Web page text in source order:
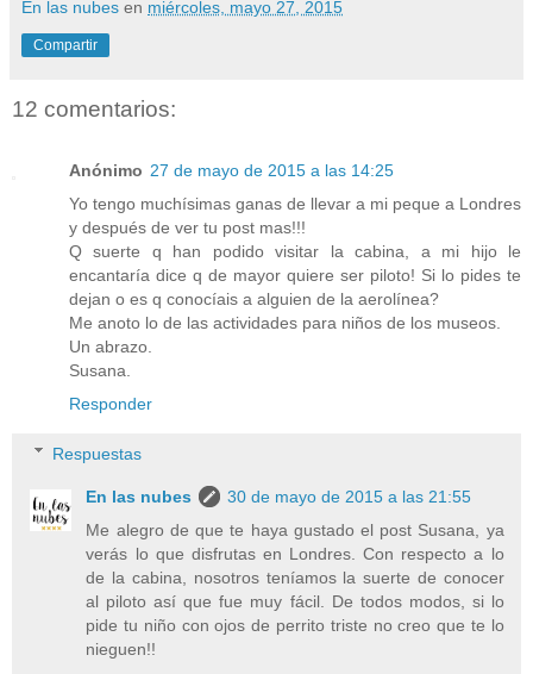
En las nubes en miércoles, mayo 27, 2015
Compartir
12 comentarios:
Anónimo 27 de mayo de 2015 a las 14:25
Yo tengo muchísimas ganas de llevar a mi peque a Londres
y después de ver tu post mas!!!
Q suerte q han podido visitar la cabina, a mi hijo le
encantaría dice q de mayor quiere ser piloto! Si lo pides te
dejan o es q conocíais a alguien de la aerolínea?
Me anoto lo de las actividades para niños de los museos.
Un abrazo.
Susana.
Responder
Respuestas
En las nubes
30 de mayo de 2015 a las 21:55
Me alegro de que te haya gustado el post Susana, ya
verás lo que disfrutas en Londres. Con respecto a lo
de la cabina, nosotros teníamos la suerte de conocer
al piloto así que fue muy fácil. De todos modos, si lo
pide tu niño con ojos de perrito triste no creo que te lo
nieguen!!